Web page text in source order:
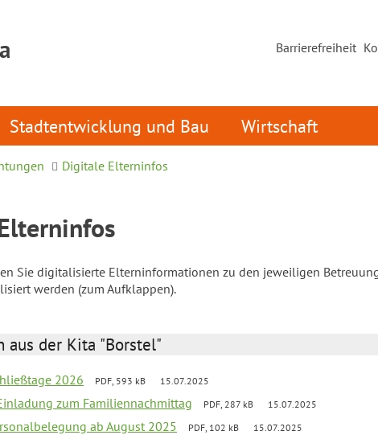
Barrierefreiheit
Stadtentwicklung und Bau Wirtschaft
Digitale Elterninfos
Sie digitalisierte Elterninformationen zu den jeweiligen
werden (zum Aufklappen).
aus der Kita "Borstel"
2026 PDF, 593 kB 15.07.2025
zum Familiennachmittag PDF, 287 kB 15.07.2025
ab August 2025 PDF, 102 kB 15.07.2025